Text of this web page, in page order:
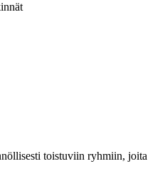
toistuviin ryhmiin, joita